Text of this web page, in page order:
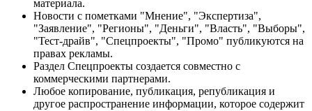
материала.
Новости с пометками "Мнение", "Экспертиза",
"Заявление", "Регионы", "Деньги", "Власть", "Выборы",
"Тест-драйв", "Спецпроекты", "Промо" публикуются на
правах рекламы.
Раздел Спецпроекты создается совместно с
коммерческими партнерами.
Любое копирование, публикация, републикация и
другое распространение информации, которое содержит